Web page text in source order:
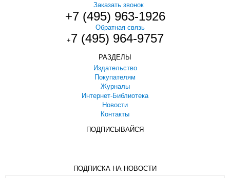
Заказать звонок
+7 (495) 963-1926
Обратная связь
+7 (495) 964-9757
РАЗДЕЛЫ
Издательство
Покупателям
Журналы
Интернет-Библиотека
Новости
Контакты
ПОДПИСЫВАЙСЯ
ПОДПИСКА НА НОВОСТИ